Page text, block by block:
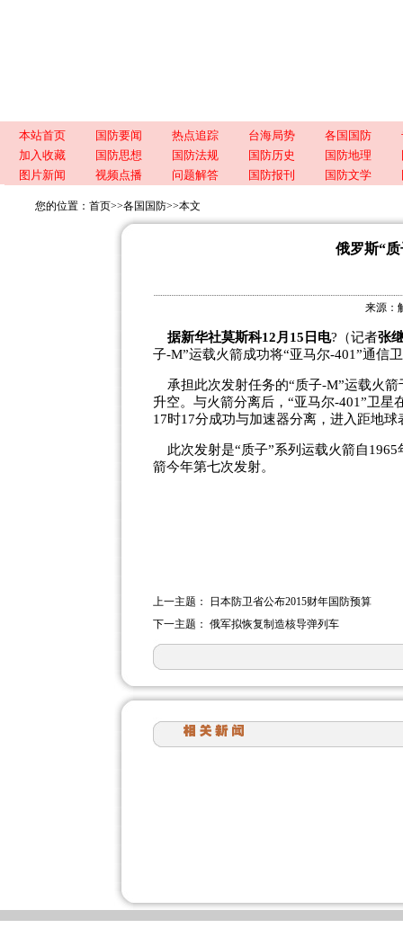
本站首页 国防要闻 热点追踪 台海局势 各国国防
加入收藏
国防思想 国防法规 国防历史 国防地理
图片新闻
视频点播 问题解答 国防报刊 国防文学
您的位置： 首页>>各国国防>>本文
俄罗斯“
来源：
据新华社莫斯科12月15日电?（记者张
子-M”运载火箭成功将“亚马尔-401”通信
承担此次发射任务的“质子-M”运载火
升空。与火箭分离后，“亚马尔-401”卫
17时17分成功与加速器分离，进入距地
此次发射是“质子”系列运载火箭自1965
箭今年第七次发射。
上一主题：
日本防卫省公布2015财年国防预算
下一主题： 俄军拟恢复制造核导弹列车